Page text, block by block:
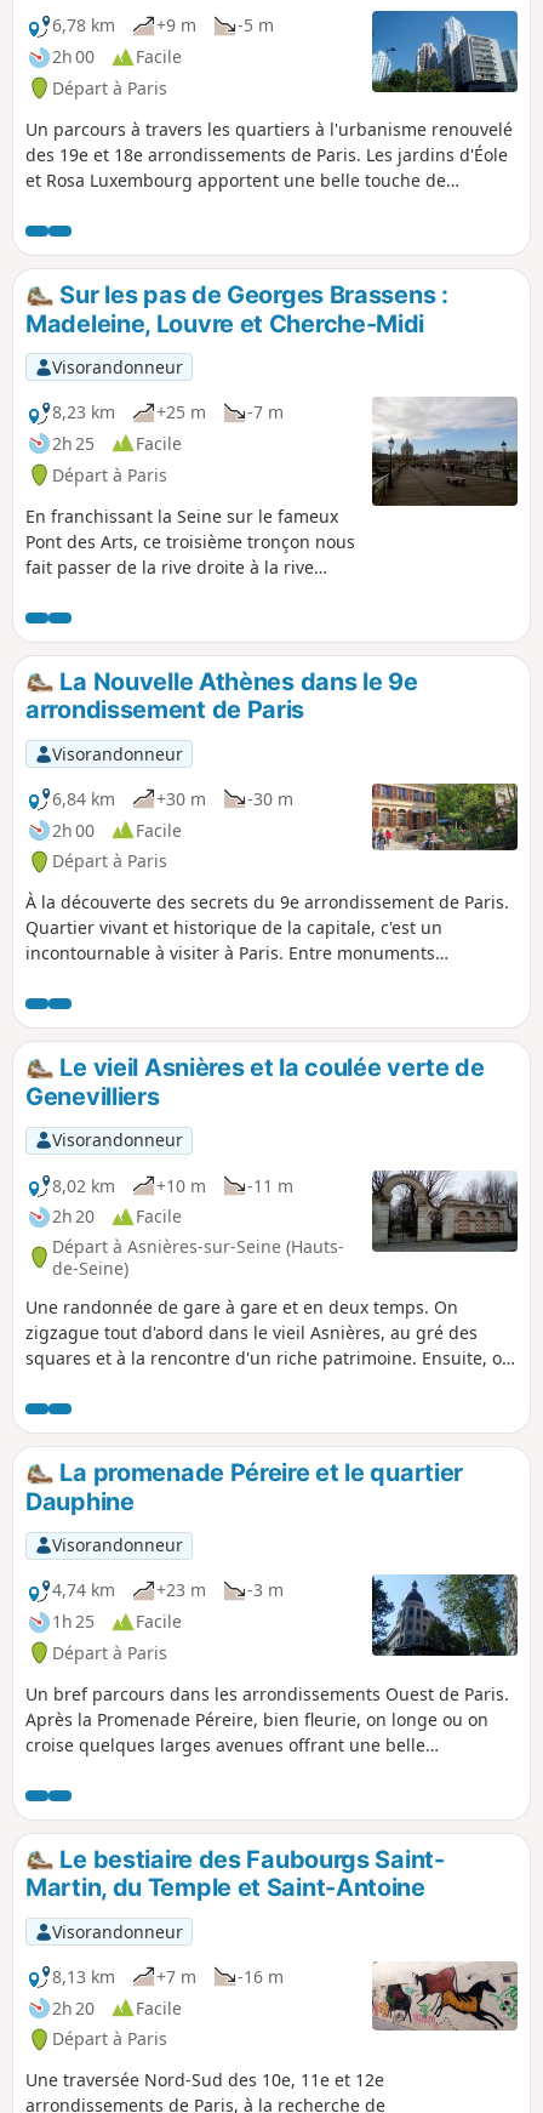
6,78 km
+9 m
-5 m
2h 00
Facile
Départ à Paris
Un parcours à travers les quartiers à l'urbanisme renouvelé
des 19e et 18e arrondissements de Paris. Les jardins d'Éole
et Rosa Luxembourg apportent une belle touche de
oublier les grands axes de circulation.
Sur les pas de Georges Brassens :
Madeleine, Louvre et Cherche-Midi
Visorandonneur
8,23 km
+25 m
-7 m
2h 25
Facile
Départ à Paris
En franchissant la Seine sur le fameux
Pont des Arts, ce troisième tronçon nous
fait passer de la rive droite à la rive
une préférence marquée. C'est aussi
l'occasion de parcourir des hauts-lieux
du patrimoine parisien : la Place
Beauvau et le Palais de l'Elysée, la Place
Vendôme, le Musée du Louvre (avec sa
pyramide de verre), l'Institut de France,
...
La Nouvelle Athènes dans le 9e
arrondissement de Paris
Visorandonneur
6,84 km
+30 m
-30 m
2h 00
Facile
Départ à Paris
À la découverte des secrets du 9e arrondissement de Paris.
Quartier vivant et historique de la capitale, c'est un
incontournable à visiter à Paris. Entre monuments
vraiment le détour.
Le vieil Asnières et la coulée verte de
Genevilliers
Visorandonneur
8,02 km
+10 m
-11 m
2h 20
Facile
Départ à Asnières-sur-Seine (Hauts-
de-Seine)
Une randonnée de gare à gare et en deux temps. On
zigzague tout d'abord dans le vieil Asnières, au gré des
squares et à la rencontre d'un riche patrimoine. Ensuite, on
faufile dans un cadre très urbanisé.
La promenade Péreire et le quartier
Dauphine
Visorandonneur
4,74 km
+23 m
-3 m
1h 25
Facile
Départ à Paris
Un bref parcours dans les arrondissements Ouest de Paris.
Après la Promenade Péreire, bien fleurie, on longe ou on
croise quelques larges avenues offrant une belle
Le bestiaire des Faubourgs Saint-
Martin, du Temple et Saint-Antoine
Visorandonneur
8,13 km
+7 m
-16 m
2h 20
Facile
Départ à Paris
Une traversée Nord-Sud des 10e, 11e et 12e
arrondissements de Paris, à la recherche de